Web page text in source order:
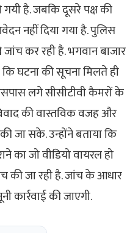
गयी है. जबकि दूसरे पक्ष की
नहीं दिया गया है. पुलिस
कर रही है. भगवान बाजार
कि घटना की सूचना मिलते ही
लगे सीसीटीवी कैमरों के
की वास्तविक वजह और
जा सके. उन्होंने बताया कि
का जो वीडियो वायरल हो
की जा रही है. जांच के आधार
कार्रवाई की जाएगी.